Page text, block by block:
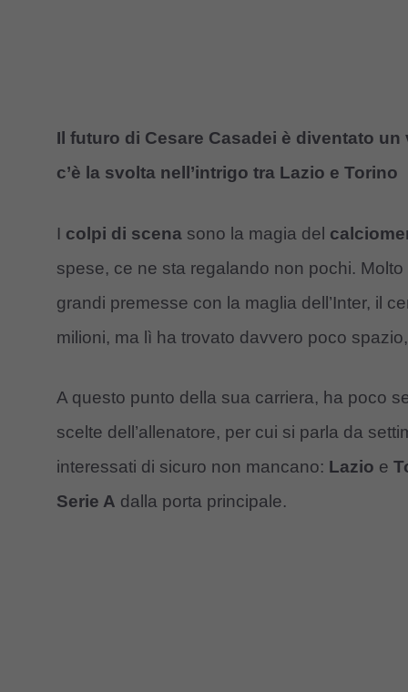
Il futuro di Cesare Casadei è diventato
c’è la svolta nell’intrigo tra Lazio e Torino
I colpi di scena sono la magia del
spese, ce ne sta regalando non pochi.
grandi premesse con la maglia dell’Inter, il
milioni, ma lì ha trovato davvero poco
A questo punto della sua carriera, ha poco
scelte dell’allenatore, per cui si parla da
interessati di sicuro non mancano: Lazio e
Serie A dalla porta principale.